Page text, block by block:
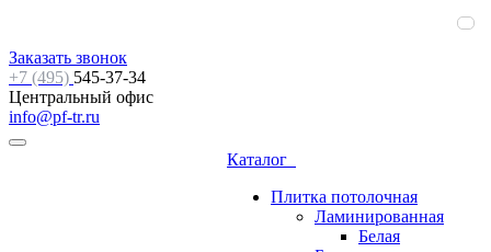
Заказать звонок
+7 (495) 545-37-34
Центральный офис
info@pf-tr.ru
Каталог
Плитка потолочная
Ламинированная
Белая